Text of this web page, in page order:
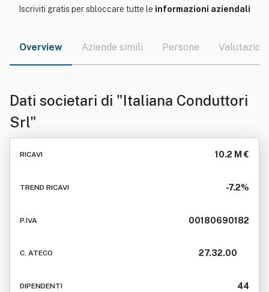
Iscriviti gratis per sbloccare tutte le informazioni aziendali
Overview Aziende simili Persone Valutazioni
Dati societari di "Italiana Conduttori
Srl"
RICAVI 10.2 M €
TREND RICAVI -7.2%
P.IVA 00180690182
C. ATECO 27.32.00
DIPENDENTI 44